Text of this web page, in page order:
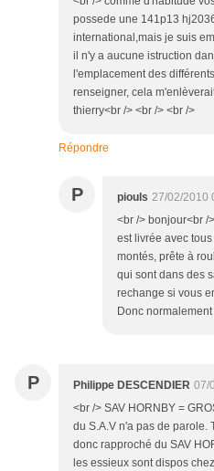
possede une 141p13
international,mais je suis
il n'y a aucune istruction
l'emplacement des
renseigner, cela
thierry<br /> <br /> <br />
Répondre
P piouls 27/02/2010
<br /> bonjour<br /
est livrée avec
montés, prête à
qui sont dans des
rechange si vous
Donc
P Philippe DESCENDIER 07/
<br /> SAV HORNBY =
du S.A.V n'a pas de parole.
donc rapproché du SAV
les essieux sont dispos